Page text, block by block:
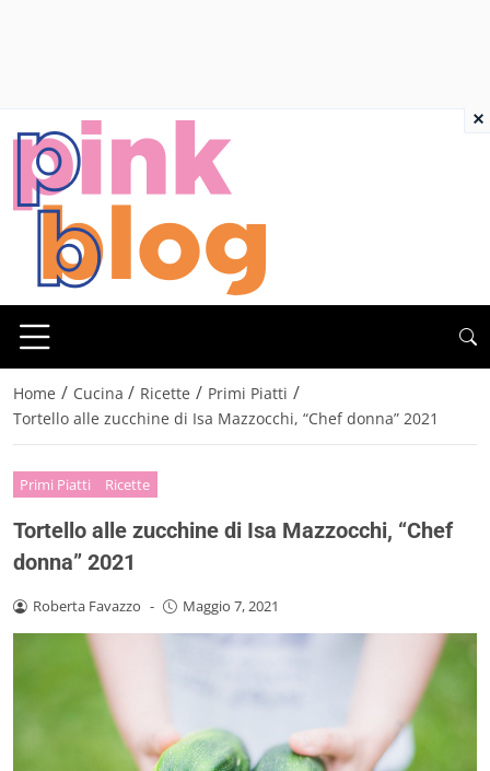
Home / Cucina / Ricette / Primi Piatti /
Tortello alle zucchine di Isa Mazzocchi, “Chef donna” 2021
Primi Piatti Ricette
Tortello alle zucchine di Isa Mazzocchi, “Chef
donna” 2021
Roberta Favazzo - Maggio 7, 2021
×